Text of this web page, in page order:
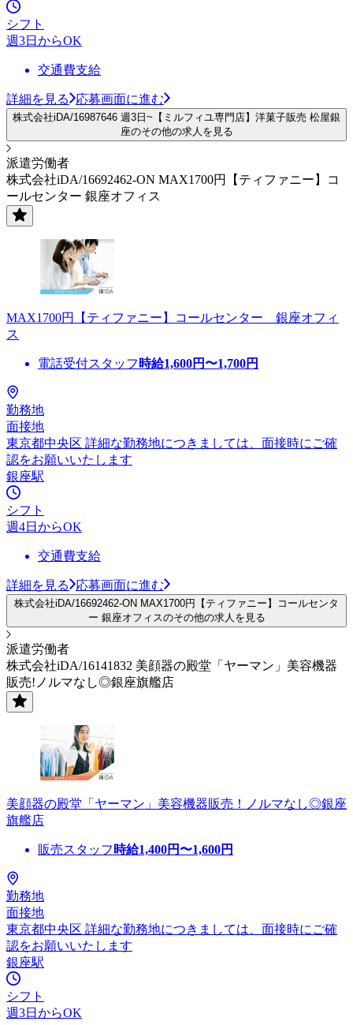
シフト
週3日からOK
交通費支給
詳細を見る 応募画面に進む
株式会社iDA/16987646 週3日~【ミルフィユ専門店】洋菓子販売 松屋銀
座のその他の求人を見る
派遣労働者
株式会社iDA/16692462-ON MAX1700円【ティファニー】コ
ールセンター 銀座オフィス
MAX1700円【ティファニー】コールセンター 銀座オフィ
ス
電話受付スタッフ 時給1,600円〜1,700円
勤務地
面接地
東京都中央区 詳細な勤務地につきましては、面接時にご確
認をお願いいたします
銀座駅
シフト
週4日からOK
交通費支給
詳細を見る 応募画面に進む
株式会社iDA/16692462-ON MAX1700円【ティファニー】コールセンタ
ー 銀座オフィスのその他の求人を見る
派遣労働者
株式会社iDA/16141832 美顔器の殿堂「ヤーマン」美容機器
販売!ノルマなし◎銀座旗艦店
美顔器の殿堂「ヤーマン」美容機器販売！ノルマなし◎銀座
旗艦店
販売スタッフ 時給1,400円〜1,600円
勤務地
面接地
東京都中央区 詳細な勤務地につきましては、面接時にご確
認をお願いいたします
銀座駅
シフト
週3日からOK